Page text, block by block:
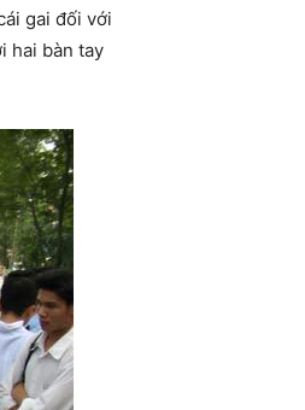
gai đối với
hai bàn tay